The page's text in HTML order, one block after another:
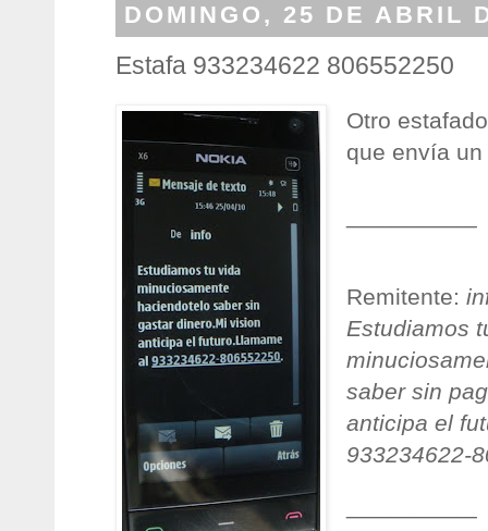
DOMINGO, 25 DE ABRIL
Estafa 933234622 806552250
Otro
que envía un
Remitente:
Estudiamos
saber sin
anticipa el
933234622-